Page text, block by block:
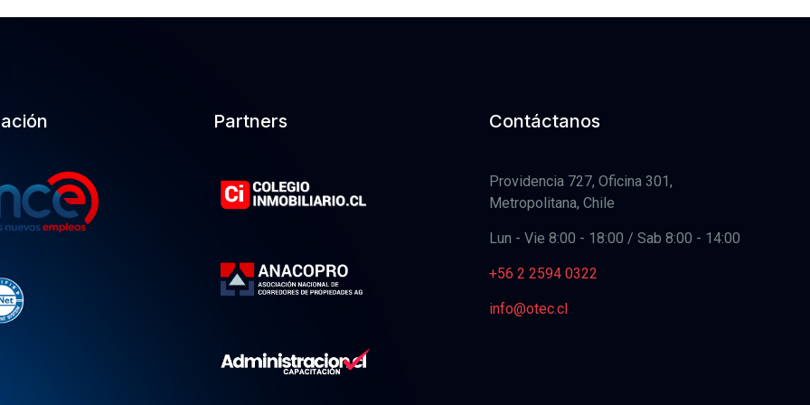
Partners Contáctanos
Providencia 727, Oficina 301,
Metropolitana, Chile
Lun - Vie 8:00 - 18:00 / Sab 8:00 - 14:00
+56 2 2594 0322
info@otec.cl